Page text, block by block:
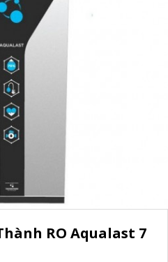
RO Aqualast 7